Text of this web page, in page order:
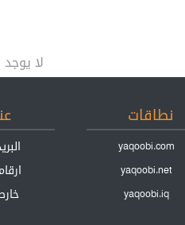
لا
نطاقات
yaqoobi.com
yaqoobi.net
yaqoobi.iq